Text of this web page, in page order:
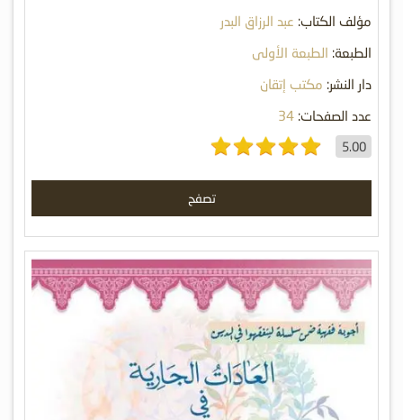
مؤلف الكتاب: عبد الرزاق البدر
الطبعة: الطبعة الأولى
دار النشر: مكتب إتقان
عدد الصفحات: 34
5.00
تصفح